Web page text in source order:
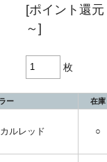
[ポイント還
～]
枚
ー 在庫
ルレッド ○